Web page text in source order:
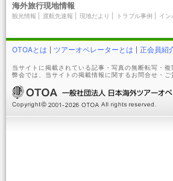
海外旅行現地情報
観光情報 渡航先速報 現地だより トラブル事例 イン
OTOAとは ツアーオペレーターとは 正会員紹
当サイトに掲載されている記事・写真の無断転写・
弊会では、当サイトの掲載情報に関するお問合せ・